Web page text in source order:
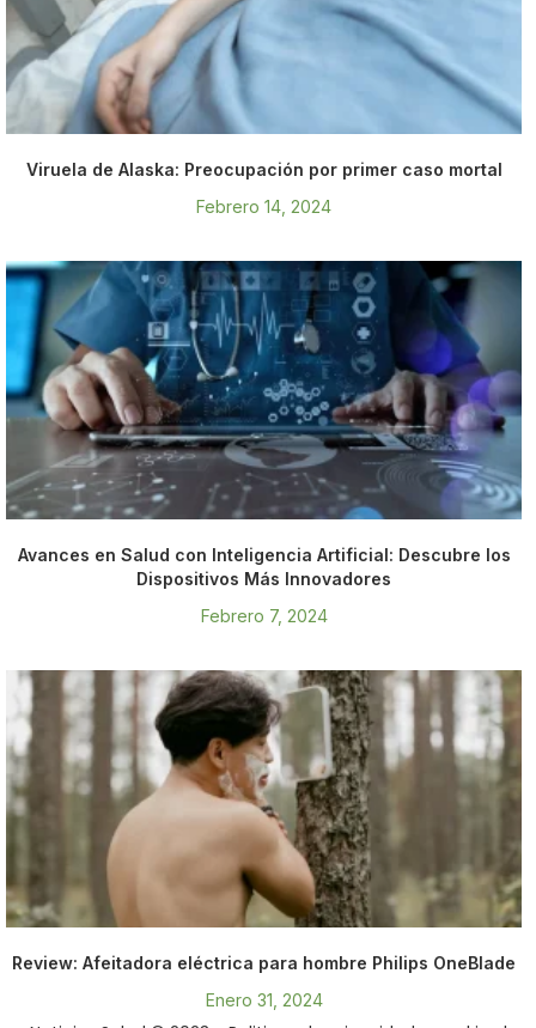
Viruela de Alaska: Preocupación por primer caso mortal
Febrero 14, 2024
Avances en Salud con Inteligencia Artificial: Descubre los
Dispositivos Más Innovadores
Febrero 7, 2024
Review: Afeitadora eléctrica para hombre Philips OneBlade
Enero 31, 2024